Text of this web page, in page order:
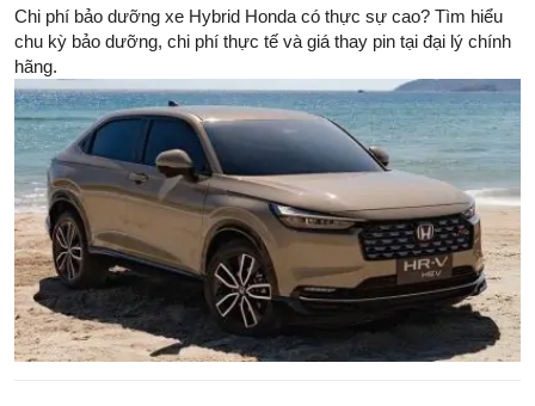
Chi phí bảo dưỡng xe Hybrid Honda có thực sự cao? Tìm hiểu
chu kỳ bảo dưỡng, chi phí thực tế và giá thay pin tại đại lý chính
hãng.